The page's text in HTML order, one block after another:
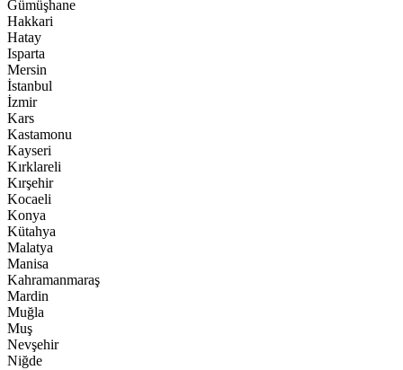
Gümüşhane
Hakkari
Hatay
Isparta
Mersin
İstanbul
İzmir
Kars
Kastamonu
Kayseri
Kırklareli
Kırşehir
Kocaeli
Konya
Kütahya
Malatya
Manisa
Kahramanmaraş
Mardin
Muğla
Muş
Nevşehir
Niğde